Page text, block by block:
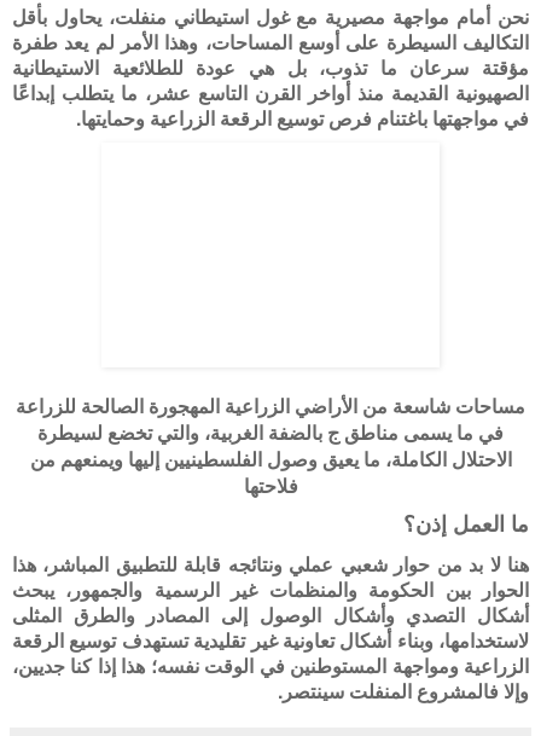
نحن أمام مواجهة مصيرية مع غول استيطاني منفلت، يحاول بأقل
التكاليف السيطرة على أوسع المساحات، وهذا الأمر لم يعد طفرة
مؤقتة سرعان ما تذوب، بل هي عودة للطلائعية الاستيطانية
الصهيونية القديمة منذ أواخر القرن التاسع عشر، ما يتطلب إبداعًا
في مواجهتها باغتنام فرص توسيع الرقعة الزراعية وحمايتها.
مساحات شاسعة من الأراضي الزراعية المهجورة الصالحة للزراعة
في ما يسمى مناطق ج بالضفة الغربية، والتي تخضع لسيطرة
الاحتلال الكاملة، ما يعيق وصول الفلسطينيين إليها ويمنعهم من
فلاحتها
ما العمل إذن؟
هنا لا بد من حوار شعبي عملي ونتائجه قابلة للتطبيق المباشر، هذا
الحوار بين الحكومة والمنظمات غير الرسمية والجمهور، يبحث
أشكال التصدي وأشكال الوصول إلى المصادر والطرق المثلى
لاستخدامها، وبناء أشكال تعاونية غير تقليدية تستهدف توسيع الرقعة
الزراعية ومواجهة المستوطنين في الوقت نفسه؛ هذا إذا كنا جديين،
وإلا فالمشروع المنفلت سينتصر.